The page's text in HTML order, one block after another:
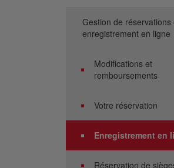
Gestion de réservations
enregistrement en ligne
Modifications et
remboursements
Votre réservation
Enregistrement en
Réservation de